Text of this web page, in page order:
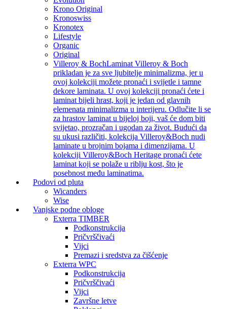
Krono Original
Kronoswiss
Kronotex
Lifestyle
Organic
Original
Villeroy & BochLaminat Villeroy & Boch
prikladan je za sve ljubitelje minimalizma, jer u
ovoj kolekciji možete pronaći i svijetle i tamne
dekore laminata. U ovoj kolekciji pronaći ćete i
laminat bijeli hrast, koji je jedan od glavnih
elemenata minimalizma u interijeru. Odlučite li se
za hrastov laminat u bijeloj boji, vaš će dom biti
svijetao, prozračan i ugodan za život. Budući da
su ukusi različiti, kolekcija Villeroy&Boch nudi
laminate u brojnim bojama i dimenzijama. U
kolekciji Villeroy&Boch Heritage pronaći ćete
laminat koji se polaže u riblju kost, što je
posebnost među laminatima.
Podovi od pluta
Wicanders
Wise
Vanjske podne obloge
Exterra TIMBER
Podkonstrukcija
Pričvrščivaći
Vijci
Premazi i sredstva za čišćenje
Exterra WPC
Podkonstrukcija
Pričvrščivaći
Vijci
Završne letve